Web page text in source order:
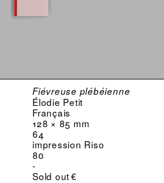
Fiévreuse plébéienne
Élodie Petit
Français
128 × 85 mm
64
impression Riso
80
-
Sold out €